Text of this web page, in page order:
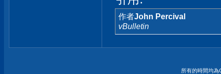
作者John Percival
vBulletin
所有的時間均為